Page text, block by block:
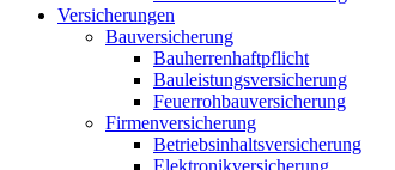
Versicherungen
Bauversicherung
Bauherrenhaftpflicht
Bauleistungsversicherung
Feuerrohbauversicherung
Firmenversicherung
Betriebsinhaltsversicherung